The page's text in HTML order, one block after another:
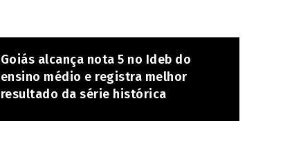
Goiás alcança nota 5 no Ideb do
ensino médio e registra melhor
resultado da série histórica